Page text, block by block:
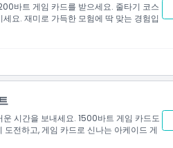
바트 게임 카드를 받으세요. 줄타기 코스
요. 재미로 가득한 모험에 딱 맞는 경험입
시간을 보내세요. 1500바트 게임 카드도
전하고, 게임 카드로 신나는 아케이드 게